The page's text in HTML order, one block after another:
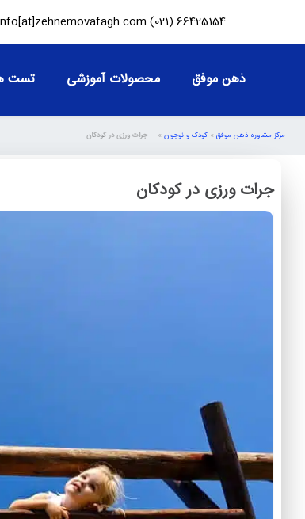
66425154 (021)
ذهن موفق محصولات آموزشی تست
مرکز مشاوره ذهن موفق » کودک و نوجوان » جرات ورزی در کودکان
جرات ورزی در کودکان